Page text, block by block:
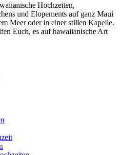
Hochzeiten,
und Elopements auf ganz Maui
Meer oder in einer stillen Kapelle.
Euch, es auf hawaiianische Art